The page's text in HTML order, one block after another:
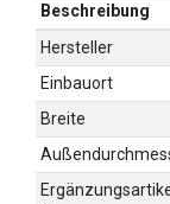
Beschreibung
Hersteller
Einbauort
Breite